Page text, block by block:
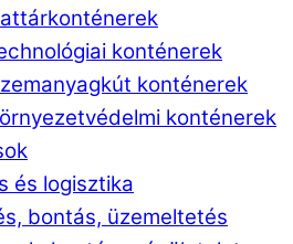
konténerek
konténerek
konténerek
és logisztika
bontás, üzemeltetés